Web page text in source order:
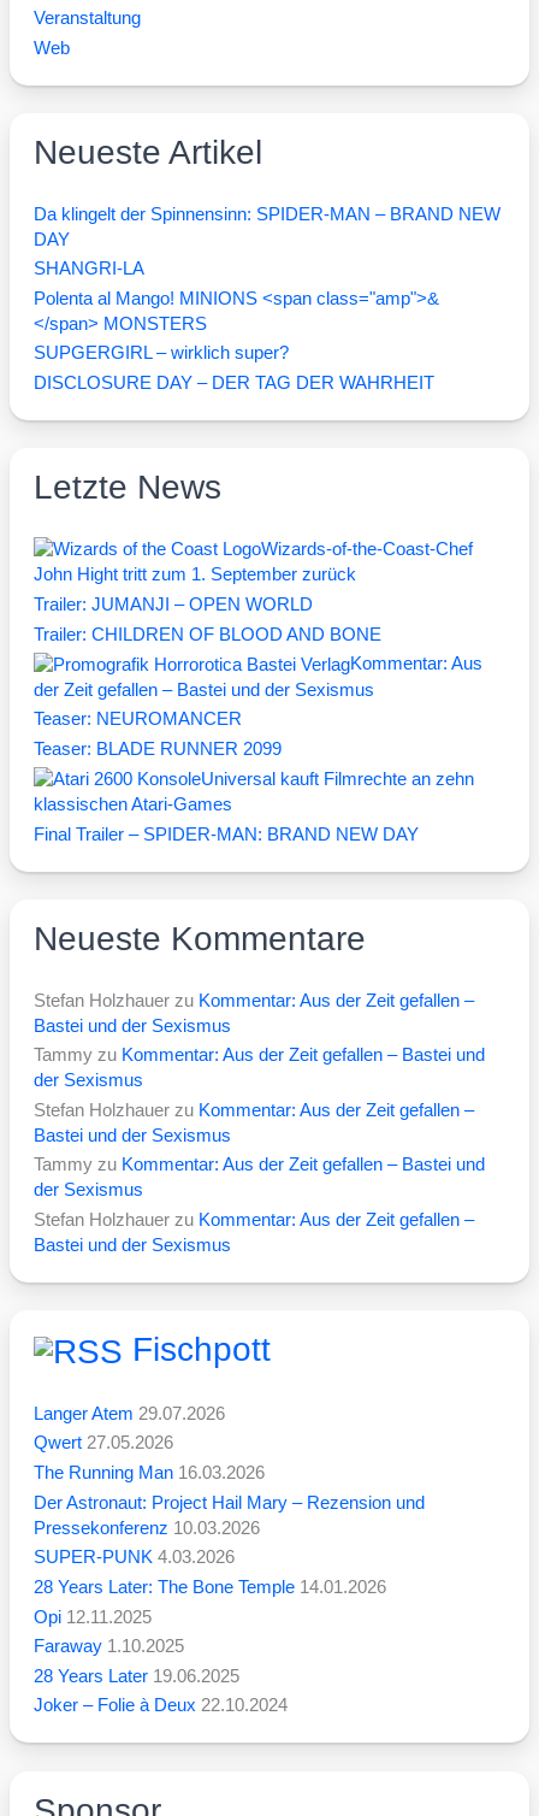
Veranstaltung
Web
Neueste Artikel
Da klingelt der Spinnensinn: SPIDER-MAN – BRAND NEW
DAY
SHANGRI-LA
Polenta al Mango! MINIONS <span class="amp">&
</span> MONSTERS
SUPGERGIRL – wirklich super?
DISCLOSURE DAY – DER TAG DER WAHRHEIT
Letzte News
Wizards-of-the-Coast-Chef
John Hight tritt zum 1. September zurück
Trailer: JUMANJI – OPEN WORLD
Trailer: CHILDREN OF BLOOD AND BONE
Kommentar: Aus
der Zeit gefallen – Bastei und der Sexismus
Teaser: NEUROMANCER
Teaser: BLADE RUNNER 2099
Universal kauft Filmrechte an zehn
klassischen Atari-Games
Final Trailer – SPIDER-MAN: BRAND NEW DAY
Neueste Kommentare
Stefan Holzhauer zu Kommentar: Aus der Zeit gefallen –
Bastei und der Sexismus
Tammy zu Kommentar: Aus der Zeit gefallen – Bastei und
der Sexismus
Stefan Holzhauer zu Kommentar: Aus der Zeit gefallen –
Bastei und der Sexismus
Tammy zu Kommentar: Aus der Zeit gefallen – Bastei und
der Sexismus
Stefan Holzhauer zu Kommentar: Aus der Zeit gefallen –
Bastei und der Sexismus
Fischpott
Langer Atem 29.07.2026
Qwert 27.05.2026
The Running Man 16.03.2026
Der Astronaut: Project Hail Mary – Rezension und
Pressekonferenz 10.03.2026
SUPER-PUNK 4.03.2026
28 Years Later: The Bone Temple 14.01.2026
Opi 12.11.2025
Faraway 1.10.2025
28 Years Later 19.06.2025
Joker – Folie à Deux 22.10.2024